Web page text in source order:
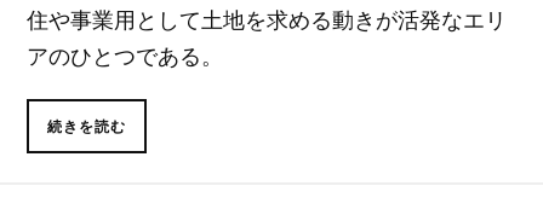
住や事業用として土地を求める動きが活発なエリ
アのひとつである。
続きを読む